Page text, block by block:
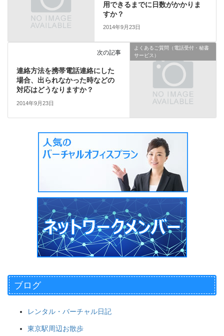
用できるまでに日数がかかりま
すか？
2014年9月23日
よくあるご質問（電話受付・秘書
サービス）
次の記事
連絡方法を携帯電話連絡にした
場合、出られなかった時などの
対応はどうなりますか？
2014年9月23日
ブログ
レンタル・バーチャル日記
東京駅周辺お散歩